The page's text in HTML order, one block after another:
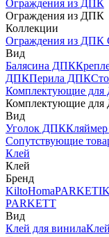
Ограждения из ДПК
Ограждения из ДПК
Коллекции
Ограждения из ДПК
Вид
Балясина ДПК
ДПКПерила ДПК
Комплектующие
Комплектующие
Вид
Уголок ДПК
Сопутствующие
Клей
Клей
Бренд
KiltoHoma
PARKETT
Вид
Клей для винила